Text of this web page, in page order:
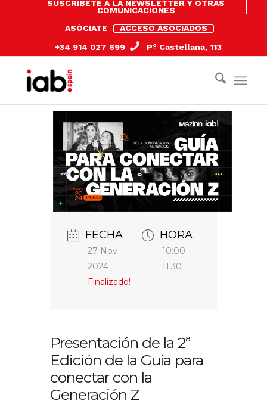
SUSCRÍBETE A LA NEWSLETTER Y OTRAS
COMUNICACIONES
ASÓCIATE
ACCESO ASOCIADOS
+34 914 027 699
Pº Castellana, 113
FECHA
27 Nov
2024
Finalizado!
HORA
10:00 -
11:30
Presentación de la 2ª
Edición de la Guía para
conectar con la
Generación Z